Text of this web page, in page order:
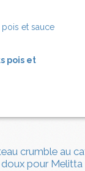
pois et
crumble au
doux pour Melitta